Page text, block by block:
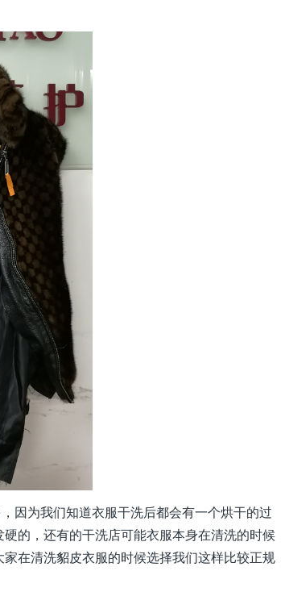
因为我们知道衣服干洗后都会有一个烘干的过
的，还有的干洗店可能衣服本身在清洗的时候
在清洗貂皮衣服的时候选择我们这样比较正规